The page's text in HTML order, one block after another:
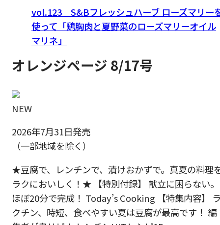
vol.123 S&Bフレッシュハーブ ローズマリー
使って「鶏胸肉と夏野菜のローズマリーオイル
マリネ」
オレンジページ 8/17号
NEW
2026年7月31日発売
（一部地域を除く）
★豆腐で、レンチンで、漬けおかずで。真夏の料理
ラクにおいしく！★ 【特別付録】 献立に困らない。
ほぼ20分で完成！ Today’s Cooking 【特集内容】
クチン、時短、食べやすい夏は豆腐が最高です！ 編